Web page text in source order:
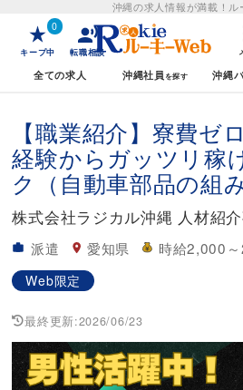
沖縄の求人情報が満載！
0
キープ中 転職相談
全ての求人 沖縄社員 沖縄
【職業紹介】寮費ゼ
経験からガッツリ稼
ク（自動車部品の組
株式会社ラジカル沖縄 人材紹
派遣 愛知県 時給2,000
Web限定
最終更新:2026/06/23